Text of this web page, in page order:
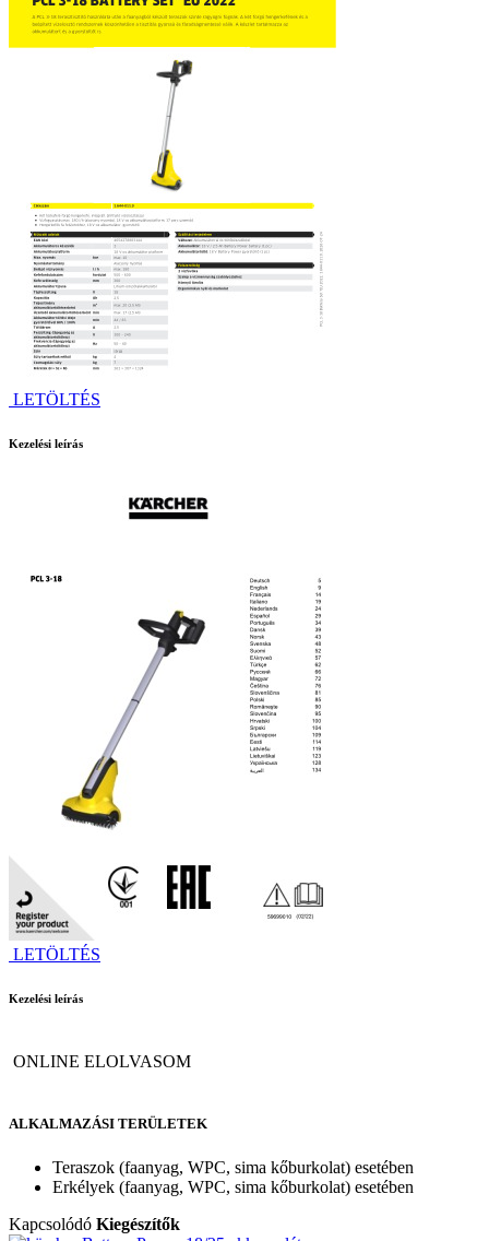
LETÖLTÉS
Kezelési leírás
LETÖLTÉS
Kezelési leírás
ONLINE ELOLVASOM
ALKALMAZÁSI TERÜLETEK
Teraszok (faanyag, WPC, sima kőburkolat) esetében
Erkélyek (faanyag, WPC, sima kőburkolat) esetében
Kapcsolódó Kiegészítők